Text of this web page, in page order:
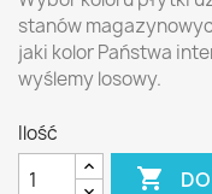
stanów
jaki kolor Państwa
wyślemy losowy.
Ilość
